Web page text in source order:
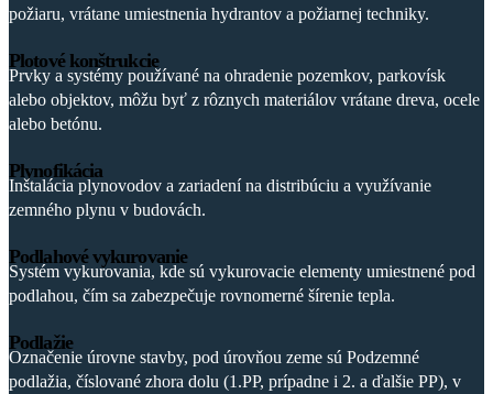
požiaru, vrátane umiestnenia hydrantov a požiarnej techniky.
Plotové konštrukcie
Prvky a systémy používané na ohradenie pozemkov, parkovísk
alebo objektov, môžu byť z rôznych materiálov vrátane dreva, ocele
alebo betónu.
Plynofikácia
Inštalácia plynovodov a zariadení na distribúciu a využívanie
zemného plynu v budovách.
Podlahové vykurovanie
Systém vykurovania, kde sú vykurovacie elementy umiestnené pod
podlahou, čím sa zabezpečuje rovnomerné šírenie tepla.
Podlažie
Označenie úrovne stavby, pod úrovňou zeme sú Podzemné
podlažia, číslované zhora dolu (1.PP, prípadne i 2. a ďalšie PP), v